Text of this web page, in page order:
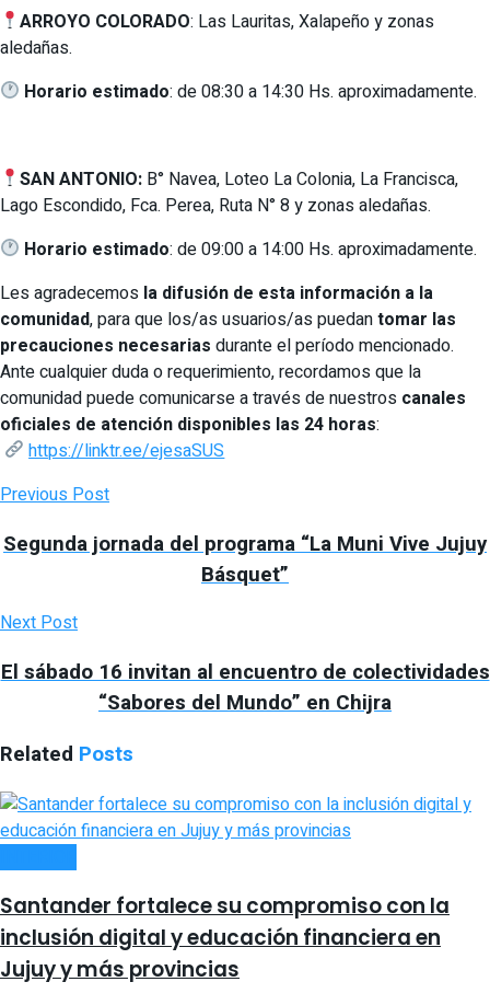
ARROYO COLORADO: Las Lauritas, Xalapeño y zonas
aledañas.
Horario estimado: de 08:30 a 14:30 Hs. aproximadamente.
SAN ANTONIO: B° Navea, Loteo La Colonia, La Francisca,
Lago Escondido, Fca. Perea, Ruta N° 8 y zonas aledañas.
Horario estimado: de 09:00 a 14:00 Hs. aproximadamente.
Les agradecemos la difusión de esta información a la
comunidad, para que los/as usuarios/as puedantomar las
precauciones necesarias durante el período mencionado.
Ante cualquier duda o requerimiento, recordamos que la
comunidad puede comunicarse a través de nuestros canales
oficiales de atención disponibles las 24 horas:
https://linktr.ee/ejesaSUS
Previous Post
Segunda jornada del programa “La Muni Vive Jujuy
Básquet”
Next Post
El sábado 16 invitan al encuentro de colectividades
“Sabores del Mundo” en Chijra
Related Posts
Santander fortalece su compromiso con la
inclusión digital y educación financiera en
Jujuy y más provincias